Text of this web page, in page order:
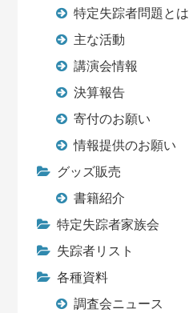
特定失踪者問題とは
主な活動
講演会情報
決算報告
寄付のお願い
情報提供のお願い
グッズ販売
書籍紹介
特定失踪者家族会
失踪者リスト
各種資料
調査会ニュース